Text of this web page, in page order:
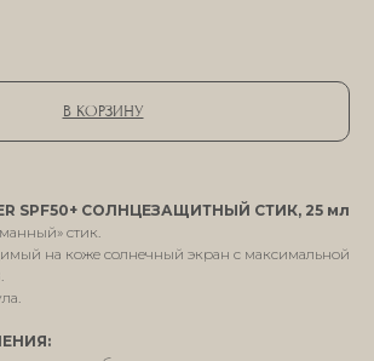
В КОРЗИНУ
SPF50+ СОЛНЦЕЗАЩИТНЫЙ СТИК, 25 мл
стик.
на коже солнечный экран с максимальной